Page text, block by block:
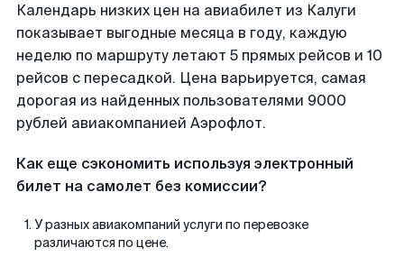
Календарь низких цен на авиабилет из Калуги
показывает выгодные месяца в году, каждую
неделю по маршруту летают 5 прямых рейсов и 10
рейсов с пересадкой. Цена варьируется, самая
дорогая из найденных пользователями 9000
рублей авиакомпанией Аэрофлот.
Как еще сэкономить используя электронный
билет на самолет без комиссии?
У разных авиакомпаний услуги по перевозке
различаются по цене.